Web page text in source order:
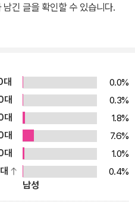
자세히 밝혀지지 않는 가운데 희
었던 마음과 목소리를 차츰차츰
기는 처음부터 자세한 설명을
서 꽝 없는 뽑기 기계를 발견하
서 나온 상품들을 통해서 마음의
. 희수를 ‘꽝 없는 뽑
이와 여자아이는 어린 시절 모
린 시절의 모습으로 등장한 엄마,
줌으로써 아이의 죄의식을 소멸
시공간 속에서 엄마 아빠와 함
긴 글을 확인할 수 있습니다.
대
0.0%
대
0.3%
대
1.8%
대
7.6%
대
1.0%
0.4%
남성